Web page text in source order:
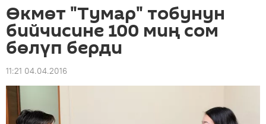
Өкмөт "Тумар" тобунун
бийчисине 100 миң сом
бөлүп берди
11:21 04.04.2016